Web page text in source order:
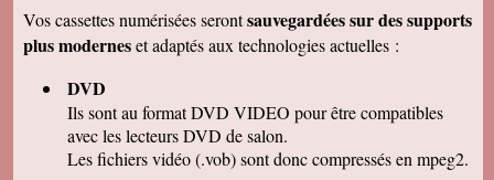
bonne qualité. Cordialement
Marcel G
numerisées. c'est vraiment un beau résultat.
René DR
Nous avons testé : tout semble bon et la
récupération sur Final Cut Pro X fonctionne.
Vos cassettes numérisées serontsauvegardées sur des supports
plus moderneset adaptés aux technologies actuelles :
DVD
Ils sont au format DVD VIDEO pour être compatibles
avec les lecteurs DVD de salon.
Les fichiers vidéo (.vob) sont donc compressés en mpeg2.